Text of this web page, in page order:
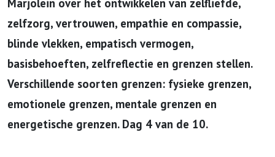
Boekenweek
over de
Liefde
Marjolein over het ontwikkelen van zelfliefde,
zelfzorg, vertrouwen, empathie en compassie,
blinde vlekken, empatisch vermogen,
basisbehoeften, zelfreflectie en grenzen stellen.
Verschillende soorten grenzen: fysieke grenzen,
emotionele grenzen, mentale grenzen en
energetische grenzen. Dag 4 van de 10.